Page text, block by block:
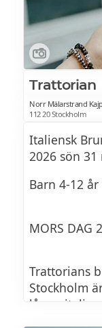
Vegobollar
Ostomelett
Prinskorv
Svensk
Köttbullar
Fläsksida
Röd
Rostade
Rostad
Trattorian
Norr Mälarstrand
112 20 Stockholm
Italiensk
2026 sön
Barn 4-12 år
MORS DAG
Trattorians
Stockholm
långa